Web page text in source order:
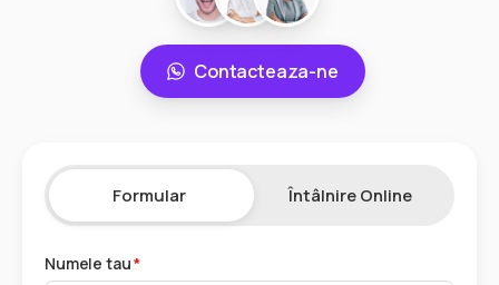
Contacteaza-ne
Formular Întâlnire Online
Numele tau*